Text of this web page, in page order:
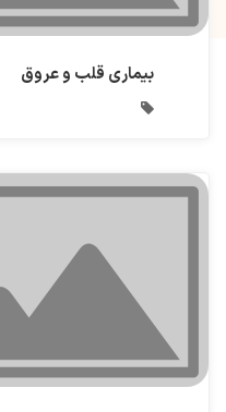
بیماری قلب و عروق